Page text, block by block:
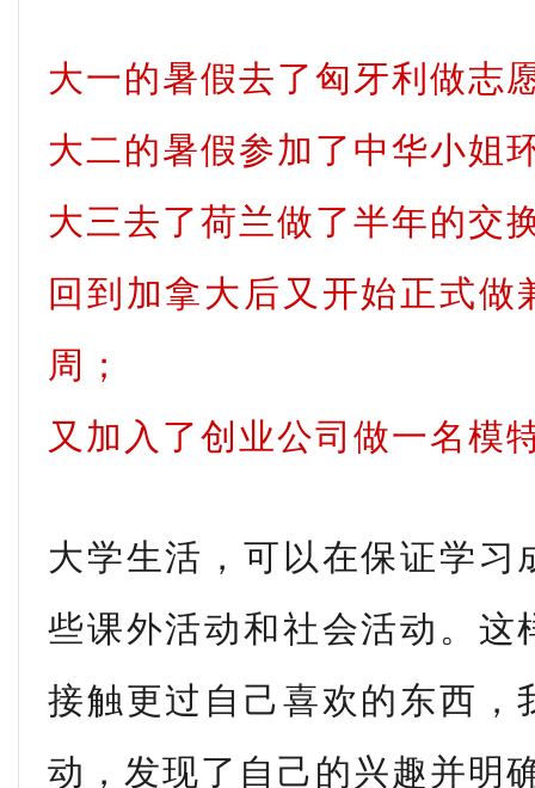
大一的暑假去了匈牙利做志
大二的暑假参加了中华小姐
大三去了荷兰做了半年的交
回到加拿大后又开始正式
周；
又加入了创业公司做一名模
大学生活，可以在保证学
些课外活动和社会活动。
接触更过自己喜欢的东西
动，发现了自己的兴趣并明